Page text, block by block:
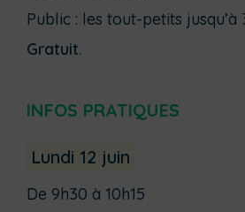
Public : les tout-petits jusqu’à
Gratuit.
INFOS PRATIQUES
Lundi 12 juin
De 9h30 à 10h15